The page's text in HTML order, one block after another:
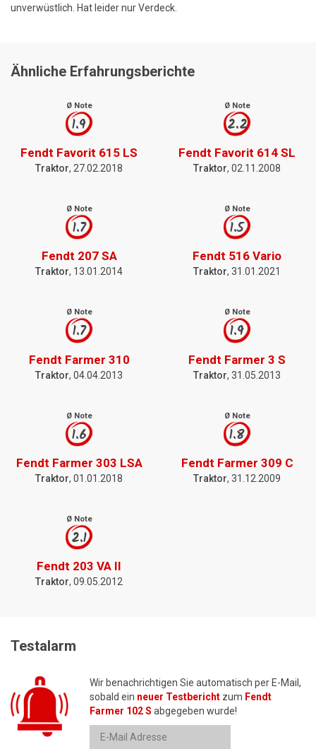
unverwüstlich. Hat leider nur Verdeck.
Ähnliche Erfahrungsberichte
Ø Note
1.9
Fendt Favorit 615 LS
Traktor, 27.02.2018
Ø Note
2.2
Fendt Favorit 614 SL
Traktor, 02.11.2008
Ø Note
1.7
Fendt 207 SA
Traktor, 13.01.2014
Ø Note
1.5
Fendt 516 Vario
Traktor, 31.01.2021
Ø Note
1.7
Fendt Farmer 310
Traktor, 04.04.2013
Ø Note
1.9
Fendt Farmer 3 S
Traktor, 31.05.2013
Ø Note
1.6
Fendt Farmer 303 LSA
Traktor, 01.01.2018
Ø Note
1.8
Fendt Farmer 309 C
Traktor, 31.12.2009
Ø Note
2.1
Fendt 203 VA II
Traktor, 09.05.2012
Testalarm
Wir benachrichtigen Sie automatisch per E-Mail,
sobald ein neuer Testbericht zum Fendt
Farmer 102 S abgegeben wurde!